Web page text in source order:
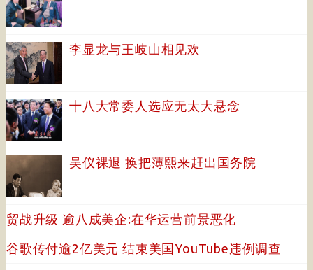
李显龙与王岐山相见欢
十八大常委人选应无太大悬念
吴仪裸退 换把薄熙来赶出国务院
贸战升级 逾八成美企:在华运营前景恶化
谷歌传付逾2亿美元 结束美国YouTube违例调查